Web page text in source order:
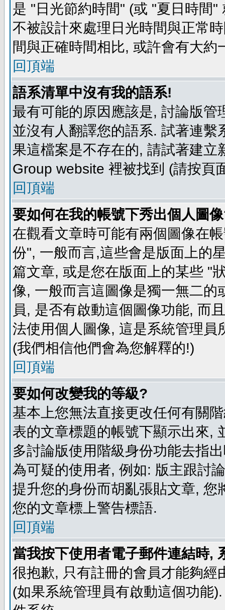
是 "日光節約時間" (或 "夏日時間
不被設計來處理日光時間與正常
間與正確時間相比, 或許會有大約
回頂端
語系清單中沒有我的語系!
最有可能的原因應該是, 討論版
並沒有人翻譯您的語系. 試著連
果這檔案是不存在的, 請試著建
Group website 裡被找到 (請按頁
回頂端
要如何在我的帳號下秀出個人圖
在觀看文章時可能有兩個圖像在
份", 一般而言,這些會是版面上的
篇文章, 或是您在版面上的某些 "
像, 一般而言這圖像是獨一無二
員, 是否有啟動這個圖像功能, 而
法使用個人圖像, 這是系統管理
(我們相信他們會為您解釋的!)
回頂端
要如何改變我的等級?
基本上您無法直接更改任何有關
表的文章標題的帳號下顯示出來,
多討論版使用階級身份功能去指
為可疑的使用者, 例如: 版主跟討
提升您的身份而胡亂張貼文章,
您的文章標上警告標語.
回頂端
當我按下使用者電子郵件連結時,
很抱歉, 只有註冊的會員才能夠
(如果系統管理員有啟動這個功能